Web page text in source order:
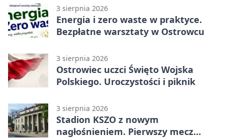
3 sierpnia 2026
Energia i zero waste w praktyce.
Bezpłatne warsztaty w Ostrowcu
3 sierpnia 2026
Ostrowiec uczci Święto Wojska
Polskiego. Uroczystości i piknik
3 sierpnia 2026
Stadion KSZO z nowym
nagłośnieniem. Pierwszy mecz